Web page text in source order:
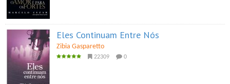
Eles Continuam Entre Nós
Zibia Gasparetto
22309 0